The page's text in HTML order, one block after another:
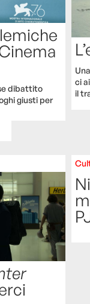
dibattito
giusti per
ci
il